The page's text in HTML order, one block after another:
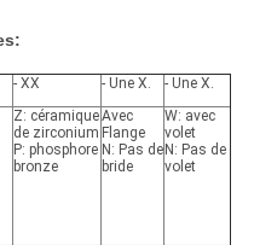
- XX - Une X.
- Une X.
Z: céramique
de zirconium
P: phosphore
bronze
Avec
Flange
N: Pas de
bride
W: avec
volet
N: Pas de
volet